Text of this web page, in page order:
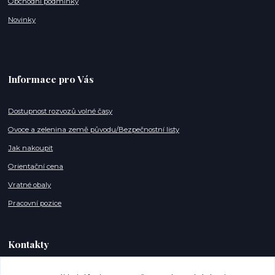
Novinky
Informace pro Vás
Dostupnost rozvozů volné časy
Ovoce a zelenina země původu/Bezpečnostní listy
Jak nakoupit
Orientační cena
Vratné obaly
Pracovní pozice
Kontakty